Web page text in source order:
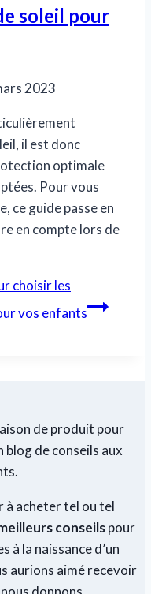
soleil pour
2023
il est donc
optimale
Pour vous
ce guide passe en
en compte lors de
choisir les
vos enfants
de produit pour
blog de conseils aux
à acheter tel ou tel
conseilspour
à la naissance d’un
aurions aimé recevoir